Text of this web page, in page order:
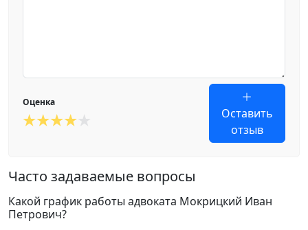
Оценка
Оставить
отзыв
Часто задаваемые вопросы
Какой график работы адвоката Мокрицкий Иван
Петрович?